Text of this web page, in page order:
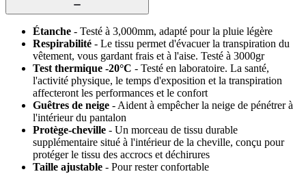
Étanche - Testé à 3,000mm, adapté pour la pluie légère
Respirabilité - Le tissu permet d'évacuer la transpiration du
vêtement, vous gardant frais et à l'aise. Testé à 3000gr
Test thermique -20°C - Testé en laboratoire. La santé,
l'activité physique, le temps d'exposition et la transpiration
affecteront les performances et le confort
Guêtres de neige - Aident à empêcher la neige de pénétrer à
l'intérieur du pantalon
Protège-cheville - Un morceau de tissu durable
supplémentaire situé à l'intérieur de la cheville, conçu pour
protéger le tissu des accrocs et déchirures
Taille ajustable - Pour rester confortable